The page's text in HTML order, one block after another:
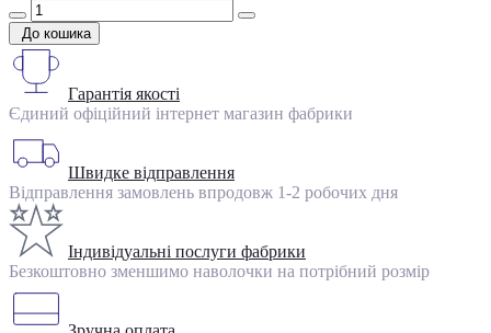
До кошика
Гарантія якості
Єдиний офіційний інтернет магазин фабрики
Швидке відправлення
Відправлення замовлень впродовж 1-2 робочих дня
Індивідуальні послуги фабрики
Безкоштовно зменшимо наволочки на потрібний розмір